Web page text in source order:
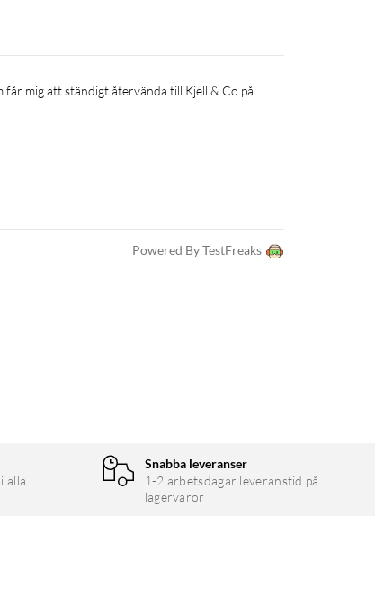
Powered By TestFreaks
alla
Snabba leveranser
1-2 arbetsdagar leveranstid på
lagervaror